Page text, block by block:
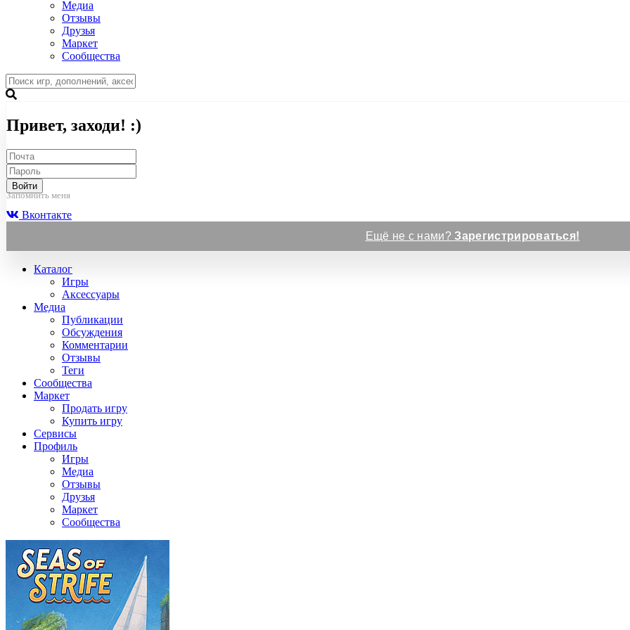
Медиа
Отзывы
Друзья
Маркет
Сообщества
Привет, заходи! :)
Войти
Запомнить меня
Вконтакте
Ещё не с нами?Зарегистрироваться!
Каталог
Игры
Аксессуары
Медиа
Публикации
Обсуждения
Комментарии
Отзывы
Теги
Сообщества
Маркет
Продать игру
Купить игру
Сервисы
Профиль
Игры
Медиа
Отзывы
Друзья
Маркет
Сообщества